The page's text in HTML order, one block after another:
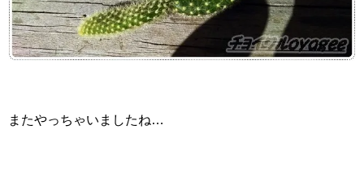
またやっちゃいましたね…